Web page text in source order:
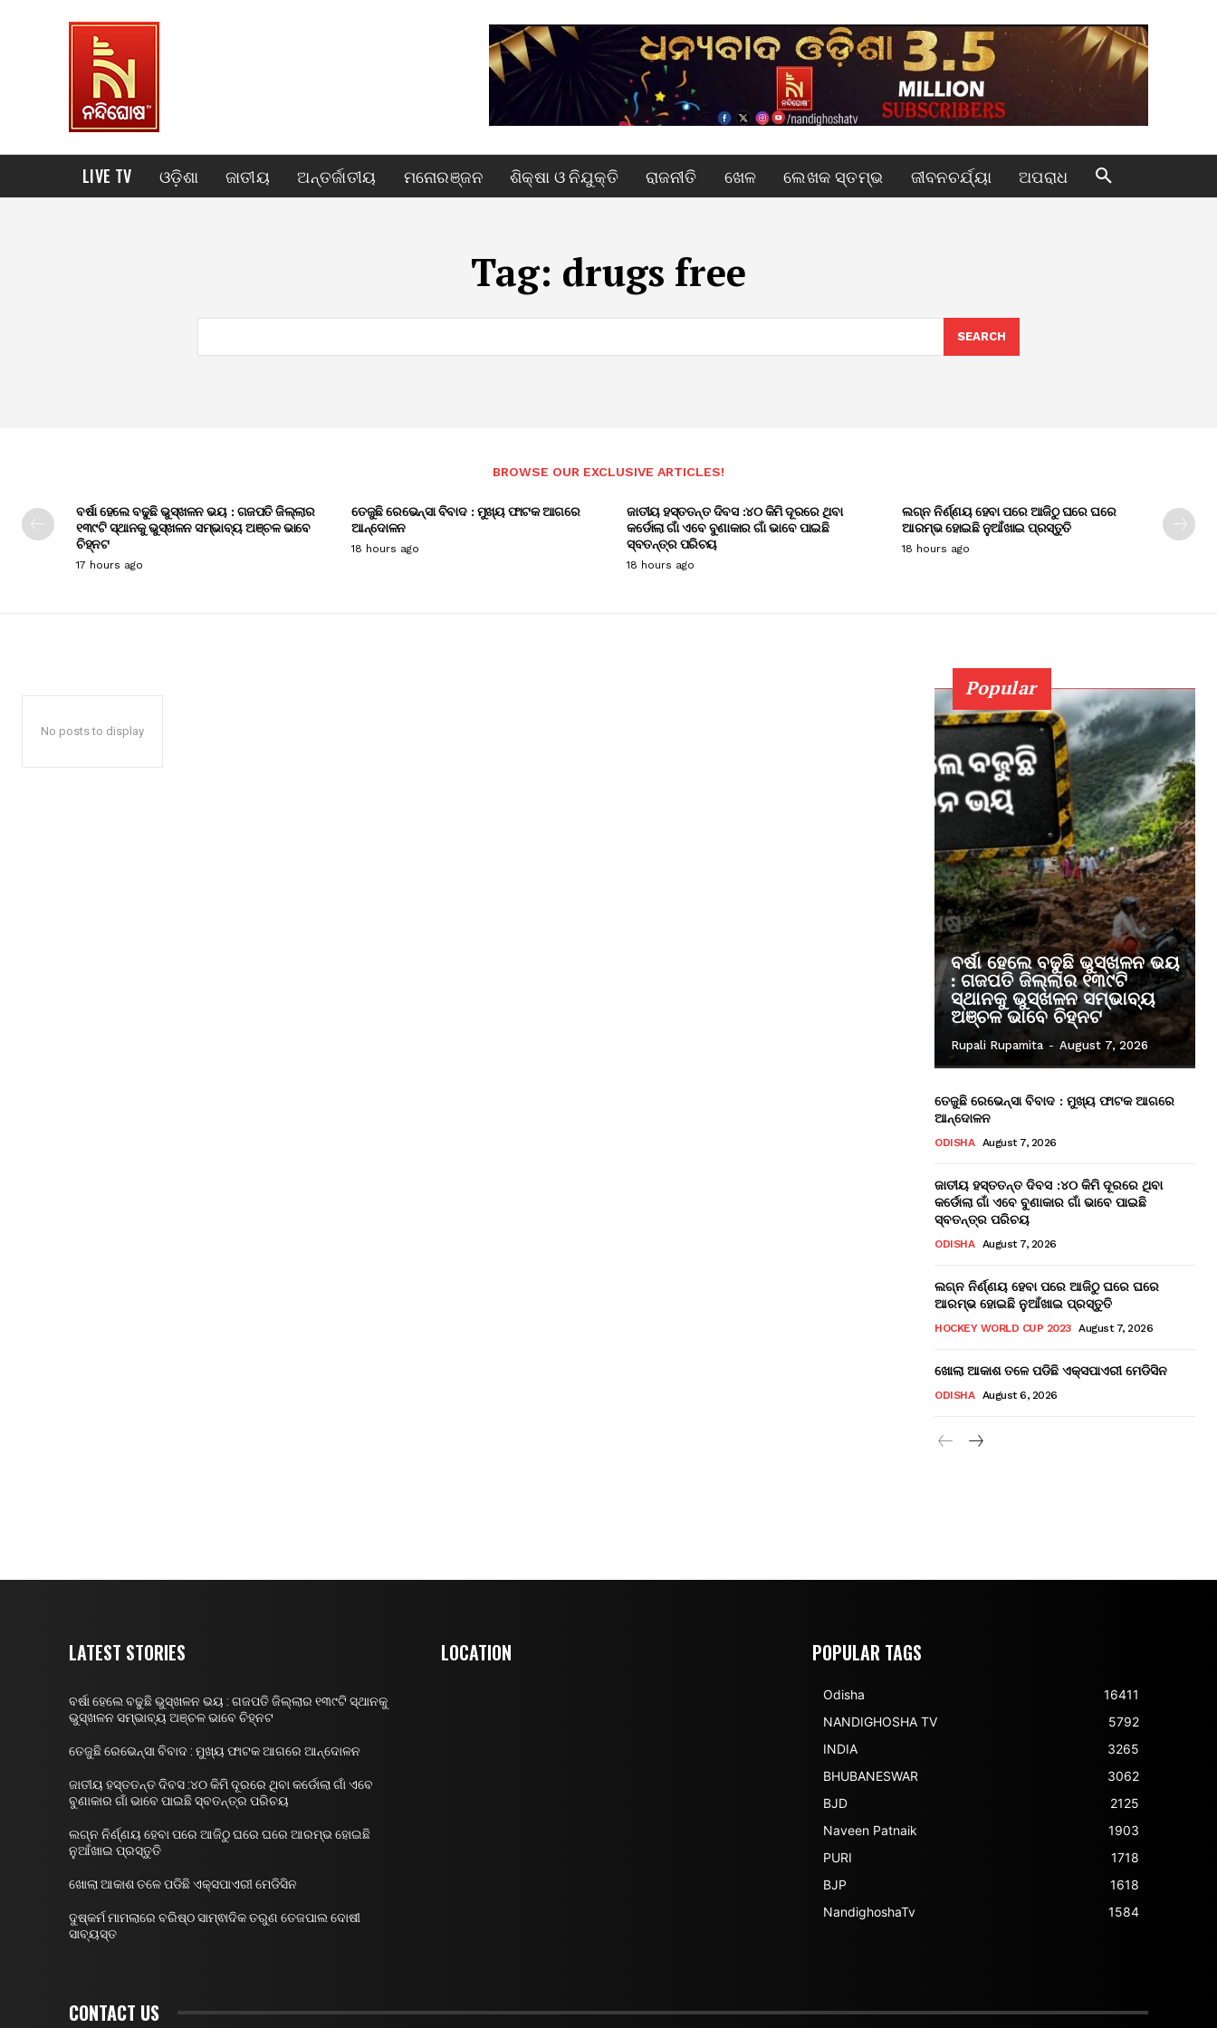
LIVE TV ଓଡ଼ିଶା ଜାତୀୟ ଅନ୍ତର୍ଜାତୀୟ ମନୋରଞ୍ଜନ ଶିକ୍ଷା ଓ ନିଯୁକ୍ତି ରାଜନୀତି ଖେଳ ଲେଖକ ସ୍ତମ୍ଭ ଜୀବନଚର୍ଯ୍ୟା ଅପରାଧ
Tag: drugs free
SEARCH
BROWSE OUR EXCLUSIVE ARTICLES!
ବର୍ଷା ହେଲେ ବଢୁଛି ଭୁସ୍ଖଳନ ଭୟ : ଗଜପତି ଜିଲ୍ଲାର
୧୩୯ଟି ସ୍ଥାନକୁ ଭୁସ୍ଖଳନ ସମ୍ଭାବ୍ୟ ଅଞ୍ଚଳ ଭାବେ
ଚିହ୍ନଟ
17 hours ago
ତେଜୁଛି ରେଭେନ୍ସା ବିବାଦ : ମୁଖ୍ୟ ଫାଟକ ଆଗରେ
ଆନ୍ଦୋଳନ
18 hours ago
ଜାତୀୟ ହସ୍ତତନ୍ତ ଦିବସ :୪୦ କିମି ଦୂରରେ ଥିବା
କର୍ଡୋଲା ଗାଁ ଏବେ ବୁଣାକାର ଗାଁ ଭାବେ ପାଇଛି
ସ୍ବତନ୍ତ୍ର ପରିଚୟ
18 hours ago
ଲଗ୍ନ ନିର୍ଣ୍ଣୟ ହେବା ପରେ ଆଜିଠୁ ଘରେ ଘରେ
ଆରମ୍ଭ ହୋଇଛି ନୁଆଁଖାଇ ପ୍ରସ୍ତୁତି
18 hours ago
No posts to display
Popular
ବର୍ଷା ହେଲେ ବଢୁଛି ଭୁସ୍ଖଳନ ଭୟ
: ଗଜପତି ଜିଲ୍ଲାର ୧୩୯ଟି
ସ୍ଥାନକୁ ଭୁସ୍ଖଳନ ସମ୍ଭାବ୍ୟ
ଅଞ୍ଚଳ ଭାବେ ଚିହ୍ନଟ
Rupali Rupamita - August 7, 2026
ତେଜୁଛି ରେଭେନ୍ସା ବିବାଦ : ମୁଖ୍ୟ ଫାଟକ ଆଗରେ
ଆନ୍ଦୋଳନ
ODISHA August 7, 2026
ଜାତୀୟ ହସ୍ତତନ୍ତ ଦିବସ :୪୦ କିମି ଦୂରରେ ଥିବା
କର୍ଡୋଲା ଗାଁ ଏବେ ବୁଣାକାର ଗାଁ ଭାବେ ପାଇଛି
ସ୍ବତନ୍ତ୍ର ପରିଚୟ
ODISHA August 7, 2026
ଲଗ୍ନ ନିର୍ଣ୍ଣୟ ହେବା ପରେ ଆଜିଠୁ ଘରେ ଘରେ
ଆରମ୍ଭ ହୋଇଛି ନୁଆଁଖାଇ ପ୍ରସ୍ତୁତି
HOCKEY WORLD CUP 2023 August 7, 2026
ଖୋଲା ଆକାଶ ତଳେ ପଡିଛି ଏକ୍ସପାଏରୀ ମେଡିସିନ
ODISHA August 6, 2026
LATEST STORIES
ବର୍ଷା ହେଲେ ବଢୁଛି ଭୁସ୍ଖଳନ ଭୟ : ଗଜପତି ଜିଲ୍ଲାର ୧୩୯ଟି ସ୍ଥାନକୁ
ଭୁସ୍ଖଳନ ସମ୍ଭାବ୍ୟ ଅଞ୍ଚଳ ଭାବେ ଚିହ୍ନଟ
ତେଜୁଛି ରେଭେନ୍ସା ବିବାଦ : ମୁଖ୍ୟ ଫାଟକ ଆଗରେ ଆନ୍ଦୋଳନ
ଜାତୀୟ ହସ୍ତତନ୍ତ ଦିବସ :୪୦ କିମି ଦୂରରେ ଥିବା କର୍ଡୋଲା ଗାଁ ଏବେ
ବୁଣାକାର ଗାଁ ଭାବେ ପାଇଛି ସ୍ବତନ୍ତ୍ର ପରିଚୟ
ଲଗ୍ନ ନିର୍ଣ୍ଣୟ ହେବା ପରେ ଆଜିଠୁ ଘରେ ଘରେ ଆରମ୍ଭ ହୋଇଛି
ନୁଆଁଖାଇ ପ୍ରସ୍ତୁତି
ଖୋଲା ଆକାଶ ତଳେ ପଡିଛି ଏକ୍ସପାଏରୀ ମେଡିସିନ
ଦୁଷ୍କର୍ମ ମାମଲାରେ ବରିଷ୍ଠ ସାମ୍ଵାଦିକ ତରୁଣ ତେଜପାଲ ଦୋଷୀ
ସାବ୍ୟସ୍ତ
LOCATION POPULAR TAGS
Odisha
16411
NANDIGHOSHA TV
5792
INDIA
3265
BHUBANESWAR
3062
BJD
2125
Naveen Patnaik
1903
PURI
1718
BJP
1618
NandighoshaTv
1584
CONTACT US